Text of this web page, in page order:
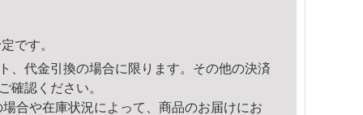
です。
、代金引換の場合に限ります。その他の決済
確認ください。
合や在庫状況によって、商品のお届けにお